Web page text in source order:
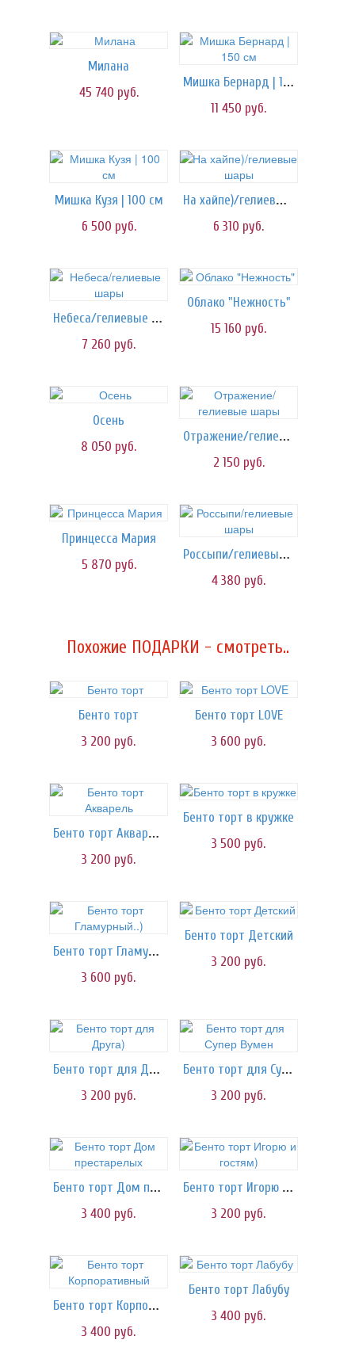
Милана
45 740 руб.
Мишка Бернард | 150 см
11 450 руб.
Мишка Кузя | 100 см
6 500 руб.
На хайпе)/гелиевые шары
6 310 руб.
Небеса/гелиевые шары
7 260 руб.
Облако "Нежность"
15 160 руб.
Осень
8 050 руб.
Отражение/гелиевые шары
2 150 руб.
Принцесса Мария
5 870 руб.
Россыпи/гелиевые шары
4 380 руб.
Похожие ПОДАРКИ - смотреть..
Бенто торт
3 200 руб.
Бенто торт LOVE
3 600 руб.
Бенто торт Акварель
3 200 руб.
Бенто торт в кружке
3 500 руб.
Бенто торт Гламурный..)
3 600 руб.
Бенто торт Детский
3 200 руб.
Бенто торт для Друга)
3 200 руб.
Бенто торт для Супер Вумен
3 200 руб.
Бенто торт Дом престарелых
3 400 руб.
Бенто торт Игорю и гостям)
3 200 руб.
Бенто торт Корпоративный
3 400 руб.
Бенто торт Лабубу
3 400 руб.